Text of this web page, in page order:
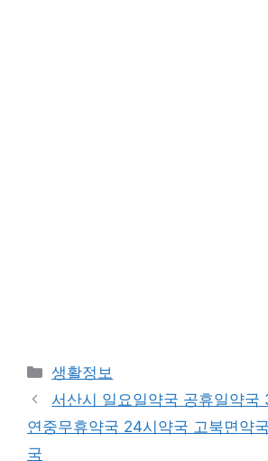
Categories
생활정보
서산시 일요일약국 공휴일약국
연중무휴약국 24시약국 고북면약
국